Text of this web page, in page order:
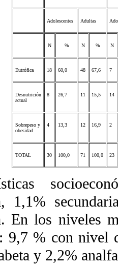
Adolescentes Adultas
N % N % N
Eutrófica 18 60,0 48 67,6 7
Desnutrición
actual
8 26,7 11 15,5 14
Sobrepeso y
obesidad
4 13,3 12 16,9 2
TOTAL 30 100,0 71 100,0 23
1,1%
En los niveles
9,7 % con nivel
y 2,2%